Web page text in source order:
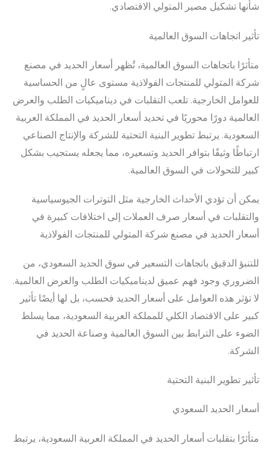
شأنها تشكيل مصير المتولي الاقتصادي.
تأثير اتجاهات السوق العالمية
متأثرًا باتجاهات السوق العالمية، تُظهر أسعار الحديد في مصنع
شركة المتولي للمنتجات الفولاذية مستوى عالٍ من الحساسية
للعوامل الخارجية. تلعب التقلبات في ديناميكيات الطلب والعرض
العالمية دورًا محوريًا في تحديد أسعار الحديد في المملكة العربية
السعودية. يرتبط تطوير البنية التحتية للشركة والإنتاج الصناعي
ارتباطًا وثيقًا بتوافر الحديد وتسعيره، مما يجعله يستجيب بشكل
كبير للتحولات في السوق العالمية.
يمكن أن تؤدي الأحداث الخارجية مثل التوترات الجيوسياسية
والتقلبات في أسعار صرف العملات إلى اختلافات كبيرة في
أسعار الحديد في مصنع شركة المتولي للمنتجات الفولاذية
للتنبؤ الدقيق باتجاهات التسعير في سوق الحديد السعودي، من
الضروري وجود فهم عميق لديناميكيات الطلب والعرض العالمية.
لا تؤثر هذه العوامل على أسعار الحديد فحسب، بل لها أيضًا تأثير
كبير على الاقتصاد الكلي للمملكة العربية السعودية، مما يسلط
الضوء على الترابط بين السوق العالمية وصناعة الحديد في
الشركة.
تأثير تطوير البنية التحتية
أسعار الحديد السعودي
متأثرًا بتقلبات أسعار الحديد في المملكة العربية السعودية، يرتبط